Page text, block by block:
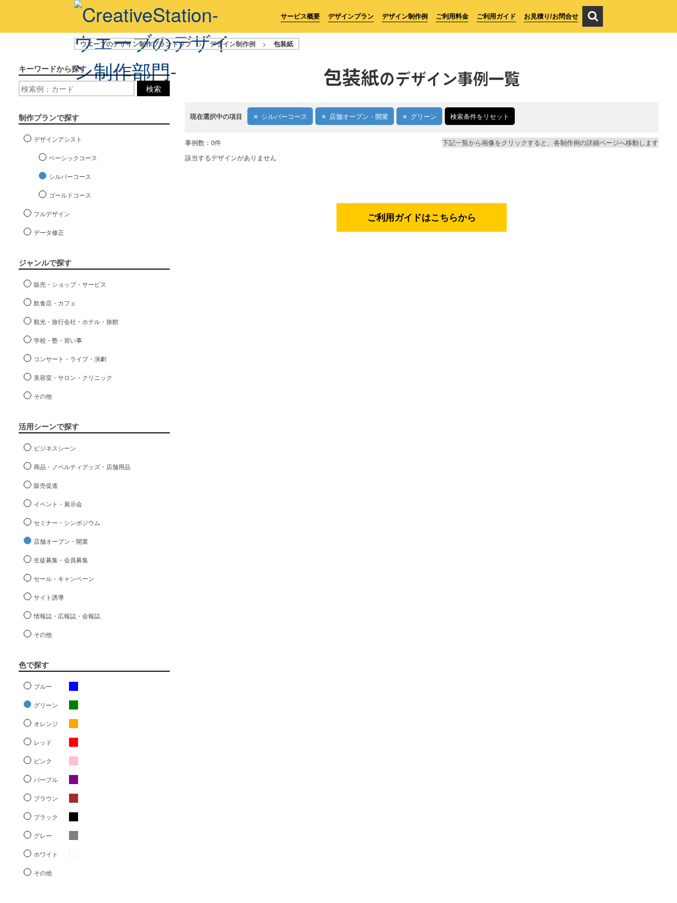
サービス概要 デザインプラン デザイン制作例 ご利用料金 ご利用ガイド お見積り/お問合せ
ウエーブのデザイン制作プラントップ > デザイン制作例 > 包装紙
包装紙のデザイン事例一覧
現在選択中の項目 シルバーコース 店舗オープン・開業 グリーン 検索条件をリセット
キーワードから探す
検索
制作プランで探す
デザインアシスト
ベーシックコース
シルバーコース
ゴールドコース
フルデザイン
データ修正
ジャンルで探す
販売・ショップ・サービス
飲食店・カフェ
観光・旅行会社・ホテル・旅館
学校・塾・習い事
コンサート・ライブ・演劇
美容室・サロン・クリニック
その他
活用シーンで探す
ビジネスシーン
商品・ノベルティグッズ・店舗用品
販売促進
イベント・展示会
セミナー・シンポジウム
店舗オープン・開業
生徒募集・会員募集
セール・キャンペーン
サイト誘導
情報誌・広報誌・会報誌
その他
色で探す
ブルー
グリーン
オレンジ
レッド
ピンク
パープル
ブラウン
ブラック
グレー
ホワイト
その他
事例数：0件
下記一覧から画像をクリックすると、各制作例の詳細ページへ移動します
該当するデザインがありません
ご利用ガイドはこちらから